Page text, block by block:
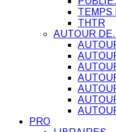
TEMPS
THTR
AUTOUR
PRO